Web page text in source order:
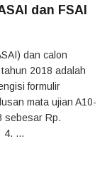
dan FSAI
dan calon
2018 adalah
formulir
mata ujian A10-
sebesar Rp.
4. ...